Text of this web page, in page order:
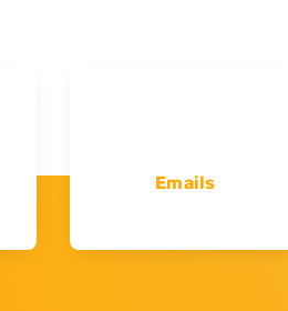
Emails